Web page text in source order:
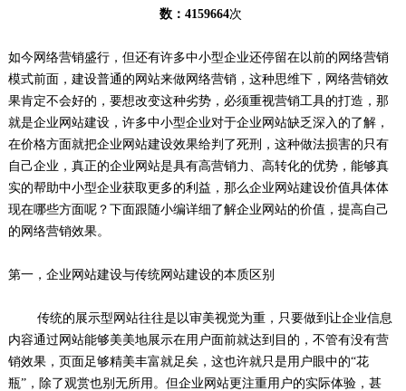
数：4159664次
如今网络营销盛行，但还有许多中小型企业还停留在以前的网络营销
模式前面，建设普通的网站来做网络营销，这种思维下，网络营销效
果肯定不会好的，要想改变这种劣势，必须重视营销工具的打造，那
就是企业网站建设，许多中小型企业对于企业网站缺乏深入的了解，
在价格方面就把企业网站建设效果给判了死刑，这种做法损害的只有
自己企业，真正的企业网站是具有高营销力、高转化的优势，能够真
实的帮助中小型企业获取更多的利益，那么企业网站建设价值具体体
现在哪些方面呢？下面跟随小编详细了解企业网站的价值，提高自己
的网络营销效果。
第一，企业网站建设与传统网站建设的本质区别
传统的展示型网站往往是以审美视觉为重，只要做到让企业信息
内容通过网站能够美美地展示在用户面前就达到目的，不管有没有营
销效果，页面足够精美丰富就足矣，这也许就只是用户眼中的“花
瓶”，除了观赏也别无所用。但企业网站更注重用户的实际体验，甚